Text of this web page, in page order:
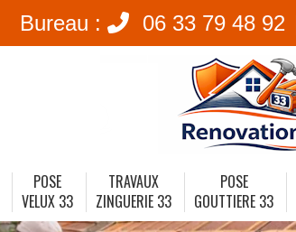
Bureau : 06 33 79 48 92
POSE
VELUX 33
TRAVAUX
ZINGUERIE 33
POSE
GOUTTIERE 33